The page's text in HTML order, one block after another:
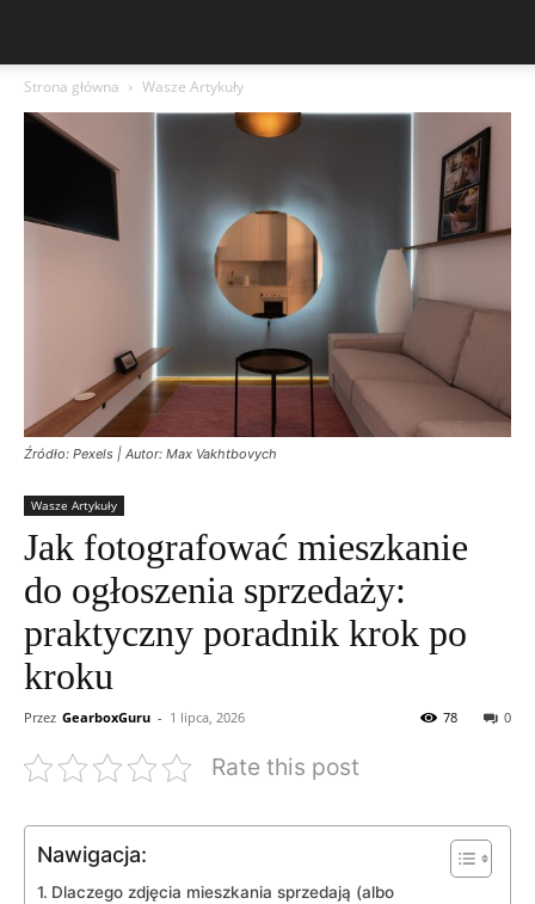
Strona główna Wasze Artykuły
Źródło: Pexels | Autor: Max Vakhtbovych
Wasze Artykuły
Jak fotografować mieszkanie
do ogłoszenia sprzedaży:
praktyczny poradnik krok po
kroku
Przez GearboxGuru - 1 lipca, 2026 0
78
Rate this post
Nawigacja:
Dlaczego zdjęcia mieszkania sprzedają (albo